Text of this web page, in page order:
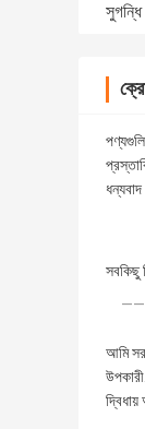
সবকিছু
——
আমি